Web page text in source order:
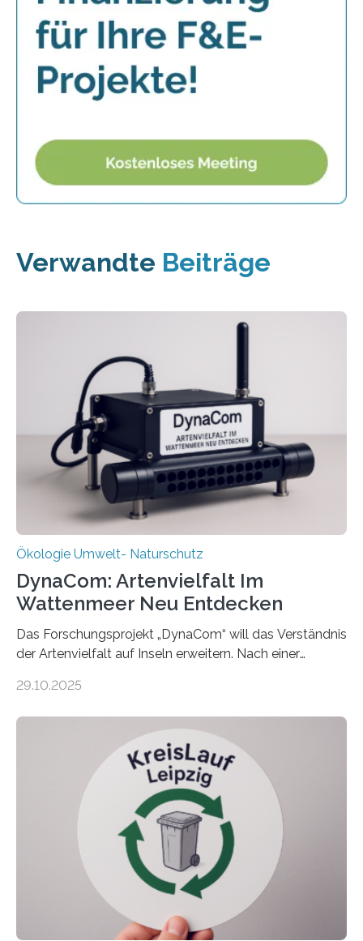
Verwandte Beiträge
Ökologie Umwelt- Naturschutz
DynaCom: Artenvielfalt Im
Wattenmeer Neu Entdecken
Das Forschungsprojekt „DynaCom“ will das Verständnis
der Artenvielfalt auf Inseln erweitern. Nach einer
Beobachtungen im Wattenmeer ist nun eine große
Oldenburg befassen sich insbesondere damit, wie ein
Ökosystem gedeiht – und wie sich dieser Prozess
verlässlich prognostizieren lässt. Grünes Licht für
„DynaCom“: Die Deutsche Forschungsgemeinschaft
(DFG) fördert das Anfang 2019 gestartete
Forschungsprojekt an der Universität Oldenburg für
zwei weitere Jahre mit rund 1,2 Millionen Euro. „Wir
freuen uns sehr über…
29.10.2025